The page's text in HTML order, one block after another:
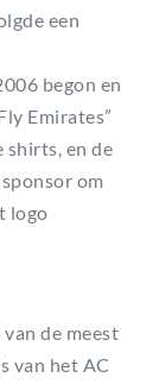
een
begon en
Emirates”
shirts, en de
om
logo
de meest
van het AC